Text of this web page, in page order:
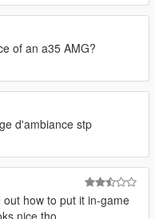
of an a35 AMG?
d'ambiance stp
how to put it in-game